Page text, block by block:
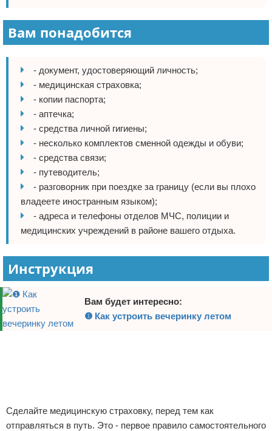
Аренда автомобилей
Документы и визы
Билеты
Планирование отдыха
Пляжный отдых
Турагенства
Экстримальный отдых
Разное про отдых
Вам понадобится
- документ, удостоверяющий личность;
- медицинская страховка;
- копии паспорта;
- аптечка;
- средства личной гигиены;
- несколько комплектов сменной одежды и обуви;
- средства связи;
- путеводитель;
- разговорник при поездке за границу (если вы плохо
владеете иностранным языком);
- адреса и телефоны отделов МЧС, полиции и
медицинских учреждений в районе вашего отдыха.
Инструкция
Вам будет интересно:
❶ Как устроить вечеринку летом
Сделайте медицинскую страховку, перед тем как
отправляться в путь. Это - первое правило самостоятельного